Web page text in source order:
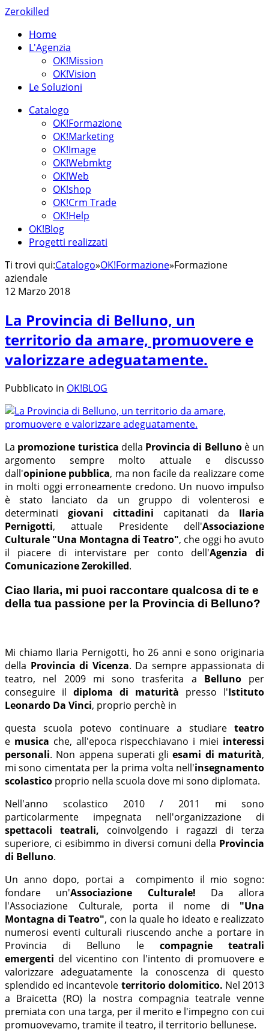
Zerokilled
Home
L'Agenzia
OK!Mission
OK!Vision
Le Soluzioni
Catalogo
OK!Formazione
OK!Marketing
OK!Image
OK!Webmktg
OK!Web
OK!shop
OK!Crm Trade
OK!Help
OK!Blog
Progetti realizzati
Ti trovi qui:Catalogo»OK!Formazione»Formazione
aziendale
12 Marzo 2018
La Provincia di Belluno, un
territorio da amare, promuovere e
valorizzare adeguatamente.
Pubblicato in OK!BLOG
La promozione turistica della Provincia di Bellunoè un
argomento sempre molto attuale e discusso
dall'opinione pubblica, ma non facile da realizzare come
in molti oggi erroneamente credono. Un nuovo impulso
è stato lanciato da un gruppo di
volenterosi e
determinati giovani cittadini capitanati da Ilaria
Pernigotti, attuale Presidente dell'Associazione
Culturale "Una Montagna di Teatro", che oggi ho avuto
il piacere di intervistare per conto dell'Agenzia di
Comunicazione Zerokilled.
Ciao Ilaria, mi puoi raccontare qualcosa di te e
della tua passione per la Provincia di Belluno?
Mi chiamo Ilaria Pernigotti, ho 26 anni e sono originaria
della Provincia di Vicenza. Da sempre appassionata di
teatro, nel 2009 mi sono trasferita a Bellunoper
conseguire il diploma di maturità presso l'Istituto
Leonardo Da Vinci, proprio perchè in
questa scuola potevo continuare a studiare teatro
e musica che, all'epoca rispecchiavano i miei interessi
personali. Non appena superati gliesami di maturità,
mi sono cimentata per la prima volta nell'insegnamento
scolastico proprio nella scuola dove mi sono diplomata.
Nell'anno scolastico 2010 / 2011 mi sono
particolarmente impegnata nell'organizzazione di
spettacoli teatrali, coinvolgendo i ragazzi di terza
superiore, ci esibimmo in diversi comuni della Provincia
di Belluno.
Un anno dopo, portai a compimento il mio sogno:
fondare un'Associazione Culturale! Da allora
l'Associazione Culturale, porta il nome di "Una
Montagna di Teatro", con la quale ho ideato e realizzato
numerosi eventi culturali riuscendo anche a portare in
Provincia di Belluno le compagnie teatrali
emergenti del vicentino con l'intento di promuovere e
valorizzare adeguatamente la conoscenza di questo
splendido ed incantevole territorio dolomitico. Nel 2013
a Braicetta (RO) la nostra compagnia teatrale venne
premiata con una targa, per il merito e l'impegno con cui
promuovevamo, tramite il teatro, il territorio bellunese.